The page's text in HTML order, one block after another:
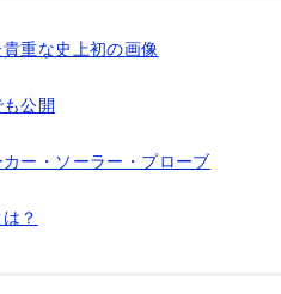
重な史上初の画像
公開
ー・ソーラー・プローブ
？